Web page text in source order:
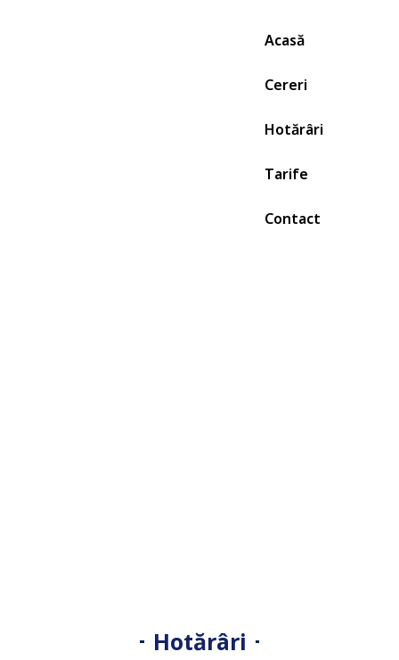
Acasă
Cereri
Hotărâri
Tarife
Contact
Hotărâri